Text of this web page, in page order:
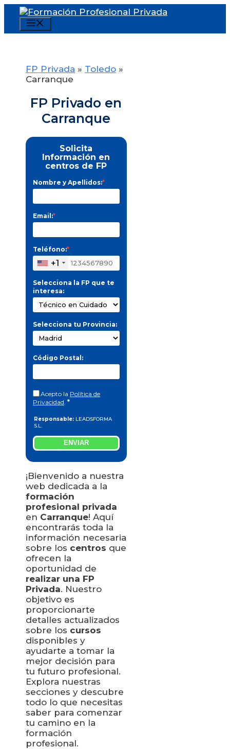
Saltar
contenido
FP Privada » Toledo »
Carranque
FP Privado en
Carranque
Solicita
Información en
centros de FP
Nombre y Apellidos:*
Email:*
Teléfono:*
+1
Selecciona la FP que te
interesa:
Selecciona tu Provincia:
Código Postal:
Acepto la Política de
Privacidad *
Responsable: LEADSFORMA
S.L.
solicitud de información sobre
la formación indicada, enviar
información relacionada con la
de formación correspondiente
para que pueda contactar e
informar por teléfono, correo
electrónico, SMS, WhatsApp u
otros medios electrónicos
equivalentes.
Consentimiento
del interesado.
Destinatarios:Centros de
formación profesional, escuelas
de negocios, universidades o
centros formativos privados y/o
públicos que impartan la
formación solicitada.
Derechos: Acceder, rectificar y
suprimir los datos, así como
otros derechos, como se explica
en la información adicional.
Información adicional:
Puede consultar la información
detallada en nuestra
Privacidad.
ENVIAR
¡Bienvenido a nuestra
web dedicada a la
formación
profesional privada
en Carranque! Aquí
encontrarás toda la
información necesaria
sobre los centros que
ofrecen la
oportunidad de
realizar una FP
Privada. Nuestro
objetivo es
proporcionarte
detalles actualizados
sobre los cursos
disponibles y
ayudarte a tomar la
mejor decisión para
tu futuro profesional.
Explora nuestras
secciones y descubre
todo lo que necesitas
saber para comenzar
tu camino en la
formación
profesional.